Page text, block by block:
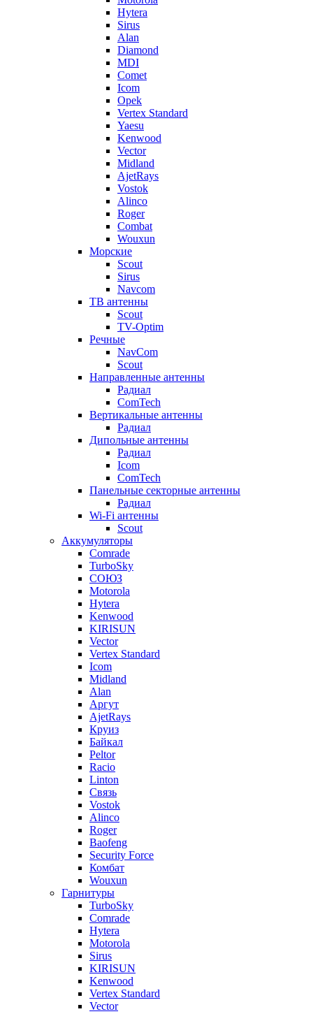
Hytera
Sirus
Alan
Diamond
MDI
Comet
Icom
Opek
Vertex Standard
Yaesu
Kenwood
Vector
Midland
AjetRays
Vostok
Alinco
Roger
Combat
Wouxun
Морские
Scout
Sirus
Navcom
ТВ антенны
Scout
TV-Optim
Речные
NavCom
Scout
Направленные антенны
Радиал
ComTech
Вертикальные антенны
Радиал
Дипольные антенны
Радиал
Icom
ComTech
Панельные секторные антенны
Радиал
Wi-Fi антенны
Scout
Аккумуляторы
Comrade
TurboSky
СОЮЗ
Motorola
Hytera
Kenwood
KIRISUN
Vector
Vertex Standard
Icom
Midland
Alan
Аргут
AjetRays
Круиз
Байкал
Peltor
Racio
Linton
Связь
Vostok
Alinco
Roger
Baofeng
Security Force
Комбат
Wouxun
Гарнитуры
TurboSky
Comrade
Hytera
Motorola
Sirus
KIRISUN
Kenwood
Vertex Standard
Vector